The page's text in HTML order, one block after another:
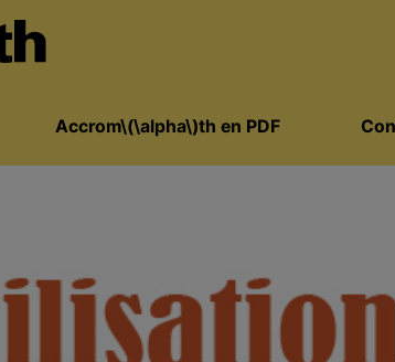
Accrom\(\alpha\)th en PDF